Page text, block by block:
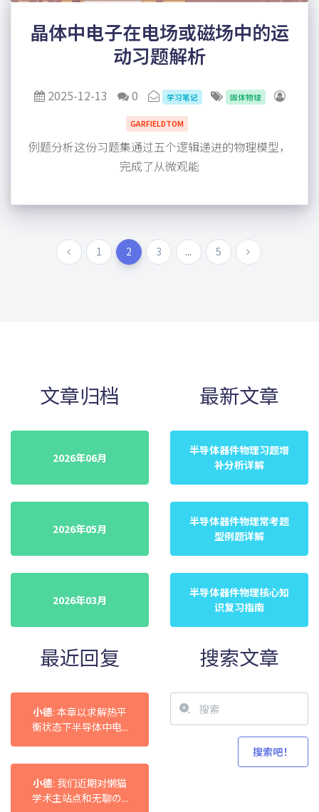
晶体中电子在电场或磁场中的运
动习题解析
2025-12-13 0 学习笔记 固体物理
GARFIELDTOM
例题分析这份习题集通过五个逻辑递进的物理模型，
完成了从微观能
1 2 3 ... 5
文章归档
2026年06月
2026年05月
2026年03月
最新文章
半导体器件物理习题增
补分析详解
半导体器件物理常考题
型例题详解
半导体器件物理核心知
识复习指南
最近回复
小德: 本章以求解热平
衡状态下半导体中电...
小德: 我们近期对懒猫
学术主站点和无聊の...
搜索文章